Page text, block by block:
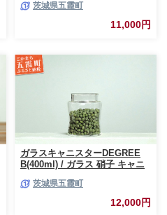
耐熱 一生もの 職人 こだわり
JIDA デザインミュージアムセ
レクション 茨城県 五霞町
茨城県五霞町
11,000円
ガラスキャニスターDEGREE
B(400ml) / ガラス 硝子 キャニ
耐熱 一生もの 職人 こだわり
JIDA デザインミュージアムセ
レクション 茨城県 五霞町
茨城県五霞町
12,000円